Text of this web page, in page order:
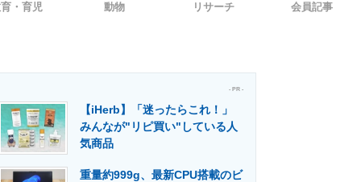
ミュニティ マーケ×ITの今がよく分かる
・育児 動物 リサーチ 会員記事
- PR -
【iHerb】「迷ったらこれ！」
みんなが"リピ買い"している人
気商品
重量約999g、最新CPU搭載のビ